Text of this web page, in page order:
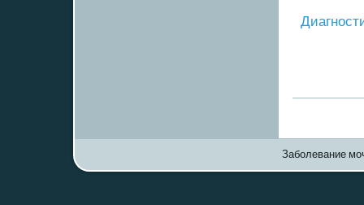
Заболевание